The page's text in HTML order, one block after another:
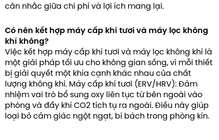
cân nhắc giữa chi phí và lợi ích mang lại.
Có nên kết hợp máy cấp khí tươi và máy lọc không
khí không?
Việc kết hợp máy cấp khí tươi và máy lọc không khí là
một giải pháp tối ưu cho không gian sống, vì mỗi thiết
bị giải quyết một khía cạnh khác nhau của chất
lượng không khí. Máy cấp khí tươi (ERV/HRV): Đảm
nhiệm vai trò bổ sung oxy liên tục từ bên ngoài vào
phòng và đẩy khí CO2 tích tụ ra ngoài. Điều này giúp
loại bỏ cảm giác ngột ngạt, bí bách trong phòng kín.